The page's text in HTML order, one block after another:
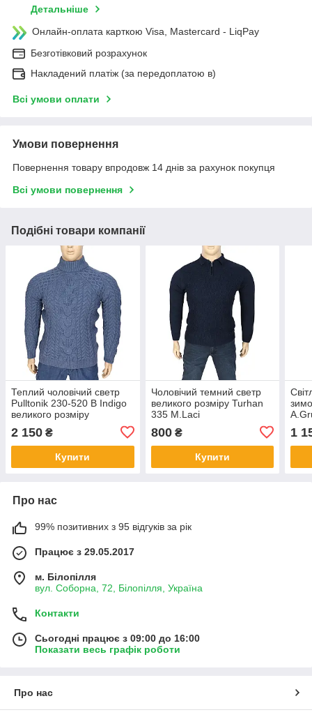
Детальніше
Онлайн-оплата карткою Visa, Mastercard - LiqPay
Безготівковий розрахунок
Накладений платіж (за передоплатою в)
Всі умови оплати
Умови повернення
Повернення товару впродовж 14 днів за рахунок покупця
Всі умови повернення
Подібні товари компанії
Теплий чоловічий светр
Pulltonik 230-520 B Indigo
великого розміру
2 150 ₴
Купити
Чоловічий темний светр
великого розміру Turhan
335 M.Laci
800₴
Купити
1
Про нас
99% позитивних з 95 відгуків за рік
Працює з 29.05.2017
м. Білопілля
вул. Соборна, 72, Білопілля, Україна
Контакти
Сьогодні працює з 09:00 до 16:00
Показати весь графік роботи
Про нас